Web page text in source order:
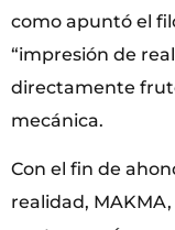
como apuntó el
“impresión de
directamente
mecánica.
Con el fin de
realidad,